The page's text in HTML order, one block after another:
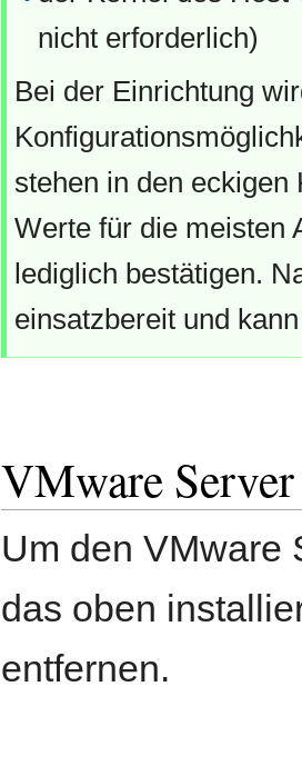
nicht erforderlich)
Bei der Einrichtung
stehen in den
Werte für die meisten
lediglich bestätigen.
einsatzbereit und
VMware
Um den VMware
das oben
entfernen.